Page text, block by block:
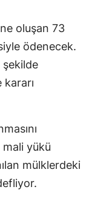
oluşan 73
ödenecek.
şekilde
mali yükü
mülklerdeki